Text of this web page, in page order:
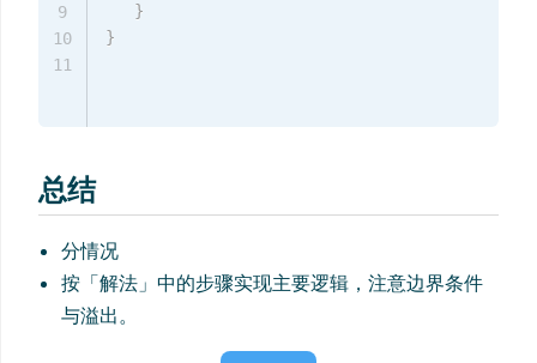
}
}
9
10
11
总结
分情况
按「解法」中的步骤实现主要逻辑，注意边界条件
与溢出。